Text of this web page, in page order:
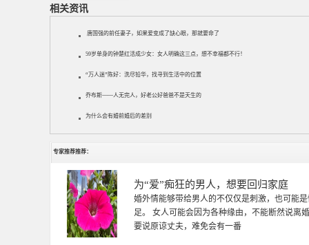
相关资讯
唐国强的前任妻子，如果爱变成了缺心眼，那就要命了
59岁单身的钟楚红活成少女：女人明确这三点，想不幸福都不行！
“万人迷”陈好：洗尽铅华，找寻到生活中的位置
乔布斯——人无完人，好老公好爸爸不是天生的
为什么会有婚前婚后的差别
专家推荐推荐：
徐珞棋
徐珞棋，婚姻家庭咨询师，毕业于重庆师范大
多年，对婚姻情感分析、恋爱择偶、夫妻关系
千小时，积累了丰富的咨